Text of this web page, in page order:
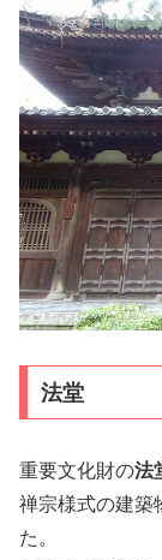
法堂
重要文化財の法
禅宗様式の建築
た。